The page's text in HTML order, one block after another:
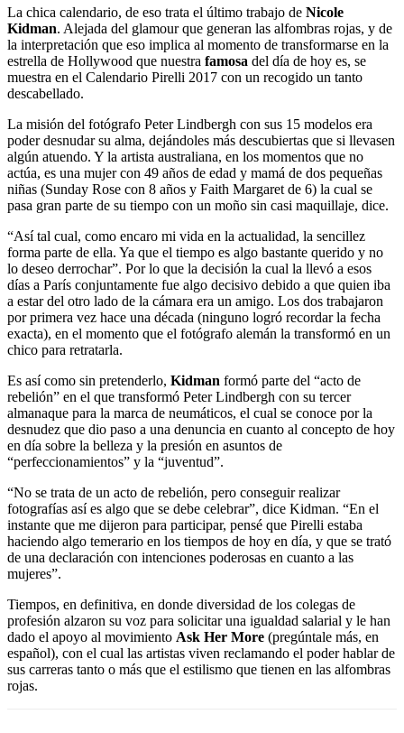
La chica calendario, de eso trata el último trabajo de Nicole
Kidman. Alejada del glamour que generan las alfombras rojas, y de
la interpretación que eso implica al momento de transformarse en la
estrella de Hollywood que nuestra famosa del día de hoy es, se
muestra en el Calendario Pirelli 2017 con un recogido un tanto
descabellado.
La misión del fotógrafo Peter Lindbergh con sus 15 modelos era
poder desnudar su alma, dejándoles más descubiertas que si llevasen
algún atuendo. Y la artista australiana, en los momentos que no
actúa, es una mujer con 49 años de edad y mamá de dos pequeñas
niñas (Sunday Rose con 8 años y Faith Margaret de 6) la cual se
pasa gran parte de su tiempo con un moño sin casi maquillaje, dice.
“Así tal cual, como encaro mi vida en la actualidad, la sencillez
forma parte de ella. Ya que el tiempo es algo bastante querido y no
lo deseo derrochar”. Por lo que la decisión la cual la llevó a esos
días a París conjuntamente fue algo decisivo debido a que quien iba
a estar del otro lado de la cámara era un amigo. Los dos trabajaron
por primera vez hace una década (ninguno logró recordar la fecha
exacta), en el momento que el fotógrafo alemán la transformó en un
chico para retratarla.
Es así como sin pretenderlo, Kidman formó parte del “acto de
rebelión” en el que transformó Peter Lindbergh con su tercer
almanaque para la marca de neumáticos, el cual se conoce por la
desnudez que dio paso a una denuncia en cuanto al concepto de hoy
en día sobre la belleza y la presión en asuntos de
“perfeccionamientos” y la “juventud”.
“No se trata de un acto de rebelión, pero conseguir realizar
fotografías así es algo que se debe celebrar”, dice Kidman. “En el
instante que me dijeron para participar, pensé que Pirelli estaba
haciendo algo temerario en los tiempos de hoy en día, y que se trató
de una declaración con intenciones poderosas en cuanto a las
mujeres”.
Tiempos, en definitiva, en donde diversidad de los colegas de
profesión alzaron su voz para solicitar una igualdad salarial y le han
dado el apoyo al movimiento Ask Her More (pregúntale más, en
español), con el cual las artistas viven reclamando el poder hablar de
sus carreras tanto o más que el estilismo que tienen en las alfombras
rojas.